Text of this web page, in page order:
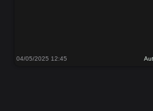
04/05/2025 12:45